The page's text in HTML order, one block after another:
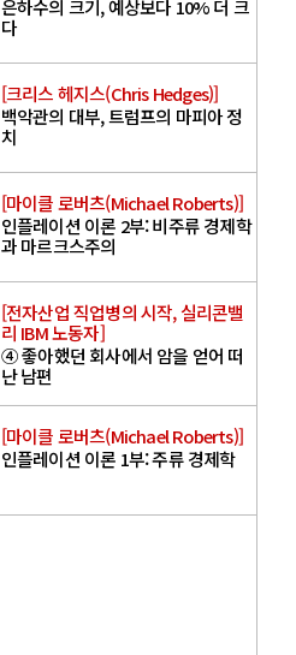
은하수의 크기, 예상보다 10% 더 크
다
[크리스 헤지스(Chris Hedges)]
백악관의 대부, 트럼프의 마피아 정
치
[마이클 로버츠(Michael Roberts)]
인플레이션 이론 2부: 비주류 경제학
과 마르크스주의
[전자산업 직업병의 시작, 실리콘밸
리 IBM 노동자]
④ 좋아했던 회사에서 암을 얻어 떠
난 남편
[마이클 로버츠(Michael Roberts)]
인플레이션 이론 1부: 주류 경제학